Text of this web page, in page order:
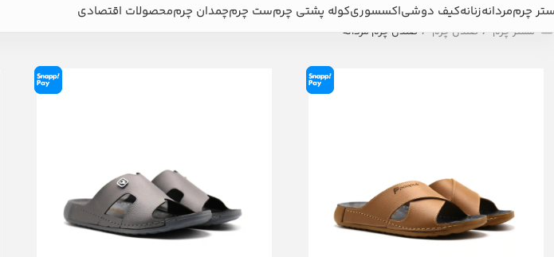
چرممردانهزنانهکیف دوشیاکسسوریکوله پشتی چرمست چرمچمدان چرممحصولات اقتصادی
مستر چرم / صندل چرم / صندل چرم مردانه